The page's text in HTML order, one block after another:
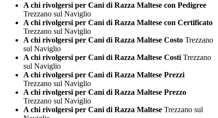
A chi rivolgersi per Cani di Razza Maltese con Pedigree
Trezzano sul Naviglio
A chi rivolgersi per Cani di Razza Maltese con Certificato
Trezzano sul Naviglio
A chi rivolgersi per Cani di Razza Maltese Costo Trezzano
sul Naviglio
A chi rivolgersi per Cani di Razza Maltese Costi Trezzano
sul Naviglio
A chi rivolgersi per Cani di Razza Maltese Prezzi
Trezzano sul Naviglio
A chi rivolgersi per Cani di Razza Maltese Prezzo
Trezzano sul Naviglio
A chi rivolgersi per Cani di Razza Maltese Trezzano sul